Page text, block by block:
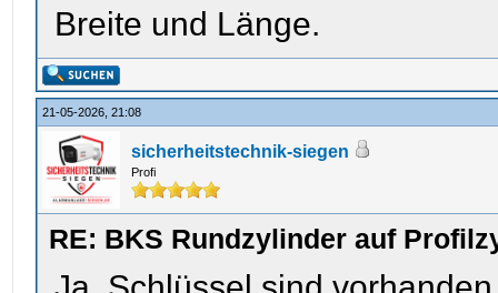
Breite und Länge.
21-05-2026, 21:08
sicherheitstechnik-siegen
Profi
RE: BKS Rundzylinder auf